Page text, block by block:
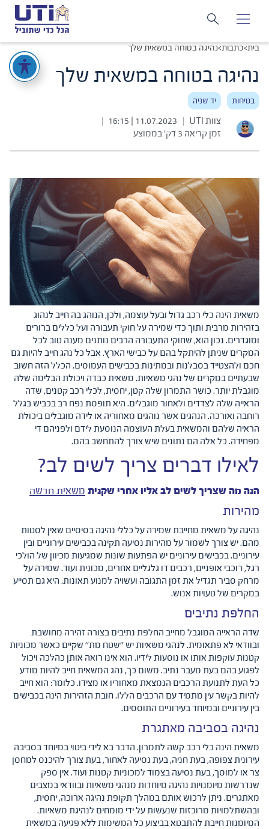
בית>כתבות>נהיגה בטוחה במשאית שלך
נהיגה בטוחה במשאית שלך
בטיחות יד שניה
צוות UTI 11.07.2023 | 16:15
זמן קריאה 3 דק׳ בממוצע
משאית הינה כלי רכב גדול ובעל עוצמה, ולכן, הנוהג בה חייב לנהוג
בזהירות מרבית ותוך כדי שמירה על חוקי תעבורה ועל כללים ברורים
ומוגדרים. נכון הוא, שחוקי התעבורה הרבים נותנים מענה טוב לכל
המקרים שניתן להיתקל בהם על כבישי הארץ. אבל כל נהג חייב להיות גם
חכם ולהצטייד בסבלנות ובמתינות בכבישים העמוסים. הכלל הזה חשוב
שבעתיים במקרים של נהגי משאיות. משאית כבדה ויכולת הבלימה שלה
מוגבלת יותר. כושר התמרון שלה קטן, יחסית, לכלי רכב קטנים, שדה
הראייה שלה לצדדים ולאחור מוגבלים. היא תופסת נפח רב בכביש בגלל
רוחבה ואורכה. הנהגים אשר נוהגים מאחוריה או לידה מוגבלים ביכולת
הראיה שלהם והמשאית בעלת העוצמה הנוסעת לידם ולפניהם די
מפחידה. כל אלה הם נתונים שיש צורך להתחשב בהם.
לאילו דברים צריך לשים לב?
הנה מה שצריך לשים לב אליו אחרי שקנית משאית חדשה
מהירות
נהיגה על משאית מחייבת שמירה על כללי נהיגה בסיסיים שאין לסטות
מהם. יש צורך לשמור על מהירות נסיעה תקינה בכבישים עירוניים ובין
עירוניים. בכבישים עירוניים יש הפתעות שונות שמגיעות מכיוון של הולכי
רגל, רוכבי אופניים, רכבים דו גלגליים אחרים, מכונית ועוד. שמירה על
מרחק סביר תגדיל את זמן התגובה ועשויה למנוע תאונות. היא גם תסייע
במקרים של טעויות אנוש.
החלפת נתיבים
שדה הראייה המוגבל מחייב החלפת נתיבים בצורה זהירה מחושבת
ובוודאי לא פתאומית. לנהגי משאיות יש ''שטח מת'' שקיים כאשר מכוניות
קטנות עוקפות אותו או נוסעות לידיו. הוא אינו רואה אותן כהלכה ויכול
לפגוע בהם בעת מעבר נתיב. משום כך, נהג המשאית חייב להיות מודע
כל העת לתנועת הרכבים הנמצאת מאחוריו או מצידו. כלומר: הוא חייב
להיות בקשר עין מתמיד עם הרכבים הללו. חובת הזהירות הינה בכבישים
בין עירוניים ובמיוחד בעירוניים התוססים.
נהיגה בסביבה מאתגרת
משאית הינה כלי רכב קשה לתמרון. הדבר בא לידי ביטוי במיוחד בסביבה
עירונית צפופה, בעת חניה, בעת נסיעה לאחור, בעת צורך להיכנס למחסן
צר או למוסך, בעת נסיעה בצמוד למכוניות קטנות ועוד. אין ספק
שנדרשות מיומנויות נהיגה מיוחדות מנהגי משאיות ובוודאי במצבים
מאתגרים. ניתן לרכוש אותם במהלך תקופת נהיגה ארוכה, יחסית,
ובהשתלמויות מרוכזות שנעשות על ידי מומחים לנהיגת משאיות.
המיומנות חייבת להתבטא בביצוע כל המשימות ללא פגיעה במשאית